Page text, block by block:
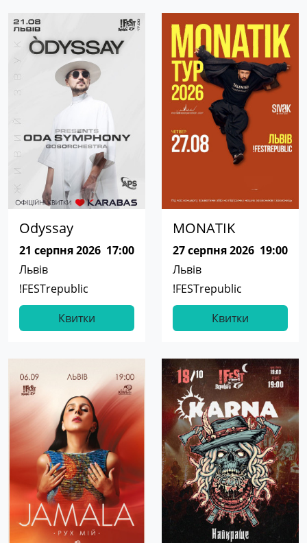
Odyssay
21 серпня 2026 17:00
Львів
!FESTrepublic
Квитки
MONATIK
27 серпня 2026 19:00
Львів
!FESTrepublic
Квитки